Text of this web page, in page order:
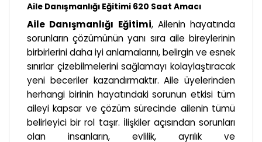
Aile Danışmanlığı Eğitimi 620 Saat Amacı
Aile Danışmanlığı Eğitimi, Ailenin hayatında
sorunların çözümünün yanı sıra aile bireylerinin
birbirlerini daha iyi anlamalarını, belirgin ve esnek
sınırlar çizebilmelerini sağlamayı kolaylaştıracak
yeni beceriler kazandırmaktır. Aile üyelerinden
herhangi birinin hayatındaki sorunun etkisi tüm
aileyi kapsar ve çözüm sürecinde ailenin tümü
belirleyici bir rol taşır. İlişkiler açısından sorunları
olan insanların, evlilik, ayrılık ve